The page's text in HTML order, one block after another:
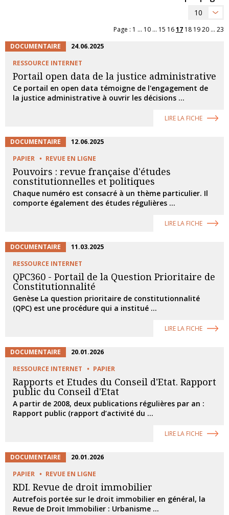
10
Page : 1 ... 10 ... 15 1617 18 1920 ... 23
DOCUMENTAIRE
24.06.2025
RESSOURCE INTERNET
Portail open data de la justice administrative
Ce portail en open data témoigne de l'engagement de
la justice administrative à ouvrir les décisions ...
LIRE LA FICHE
DOCUMENTAIRE
12.06.2025
PAPIER
REVUE EN LIGNE
Pouvoirs : revue française d'études
constitutionnelles et politiques
Chaque numéro est consacré à un thème particulier. Il
comporte également des études régulières ...
LIRE LA FICHE
DOCUMENTAIRE
11.03.2025
RESSOURCE INTERNET
QPC360 - Portail de la Question Prioritaire de
Constitutionnalité
Genèse La question prioritaire de constitutionnalité
(QPC) est une procédure qui a institué ...
LIRE LA FICHE
DOCUMENTAIRE
20.01.2026
RESSOURCE INTERNET
PAPIER
Rapports et Etudes du Conseil d'Etat. Rapport
public du Conseil d'Etat
A partir de 2008, deux publications régulières par an :
Rapport public (rapport d’activité du ...
LIRE LA FICHE
DOCUMENTAIRE
20.01.2026
PAPIER
REVUE EN LIGNE
RDI. Revue de droit immobilier
Autrefois portée sur le droit immobilier en général, la
Revue de Droit Immobilier : Urbanisme ...